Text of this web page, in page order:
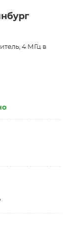
4 МГц в